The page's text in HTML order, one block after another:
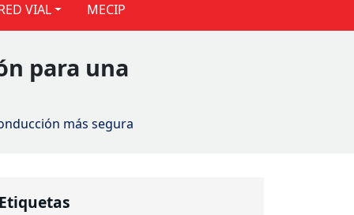
VIAL MECIP
para una
más segura
Etiquetas